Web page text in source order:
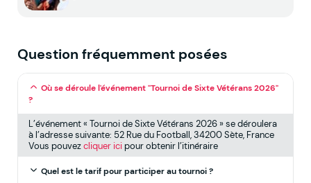
Question fréquemment posées
Où se déroule l'événement "Tournoi de Sixte Vétérans 2026"
?
L’événement « Tournoi de Sixte Vétérans 2026 » se déroulera
à l’adresse suivante: 52 Rue du Football, 34200 Sète, France
Vous pouvezcliquer icipour obtenir l’itinéraire
Quel est le tarif pour participer au tournoi ?